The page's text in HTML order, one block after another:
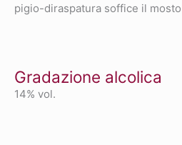
pigio-diraspatura soffice il
Gradazione alcolica
14% vol.